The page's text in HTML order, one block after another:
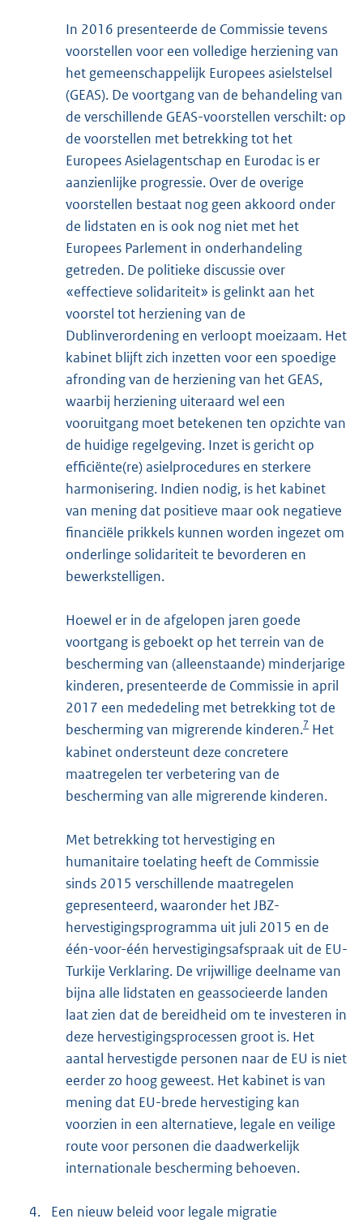
In 2016 presenteerde de Commissie tevens
voorstellen voor een volledige herziening van
het gemeenschappelijk Europees asielstelsel
(GEAS). De voortgang van de behandeling van
de verschillende GEAS-voorstellen verschilt: op
de voorstellen met betrekking tot het
Europees Asielagentschap en Eurodac is er
aanzienlijke progressie. Over de overige
voorstellen bestaat nog geen akkoord onder
de lidstaten en is ook nog niet met het
Europees Parlement in onderhandeling
getreden. De politieke discussie over
«effectieve solidariteit» is gelinkt aan het
voorstel tot herziening van de
Dublinverordening en verloopt moeizaam. Het
kabinet blijft zich inzetten voor een spoedige
afronding van de herziening van het GEAS,
waarbij herziening uiteraard wel een
vooruitgang moet betekenen ten opzichte van
de huidige regelgeving. Inzet is gericht op
efficiënte(re) asielprocedures en sterkere
harmonisering. Indien nodig, is het kabinet
van mening dat positieve maar ook negatieve
financiële prikkels kunnen worden ingezet om
onderlinge solidariteit te bevorderen en
bewerkstelligen.
Hoewel er in de afgelopen jaren goede
voortgang is geboekt op het terrein van de
bescherming van (alleenstaande) minderjarige
kinderen, presenteerde de Commissie in april
2017 een mededeling met betrekking tot de
bescherming van migrerende kinderen.7 Het
kabinet ondersteunt deze concretere
maatregelen ter verbetering van de
bescherming van alle migrerende kinderen.
Met betrekking tot hervestiging en
humanitaire toelating heeft de Commissie
sinds 2015 verschillende maatregelen
gepresenteerd, waaronder het JBZ-
hervestigingsprogramma uit juli 2015 en de
één-voor-één hervestigingsafspraak uit de EU-
Turkije Verklaring. De vrijwillige deelname van
bijna alle lidstaten en geassocieerde landen
laat zien dat de bereidheid om te investeren in
deze hervestigingsprocessen groot is. Het
aantal hervestigde personen naar de EU is niet
eerder zo hoog geweest. Het kabinet is van
mening dat EU-brede hervestiging kan
voorzien in een alternatieve, legale en veilige
route voor personen die daadwerkelijk
internationale bescherming behoeven.
4. Een nieuw beleid voor legale migratie